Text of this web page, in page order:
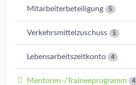
Mitarbeiterbeteiligung 5
Verkehrsmittelzuschuss 5
Lebensarbeitszeitkonto 4
Mentoren-/Traineeprogramm 4